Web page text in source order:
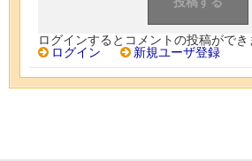
ログインするとコメントの投稿ができ
ログイン
新規ユーザ登録